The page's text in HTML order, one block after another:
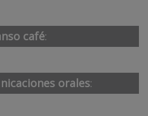
café:
orales: